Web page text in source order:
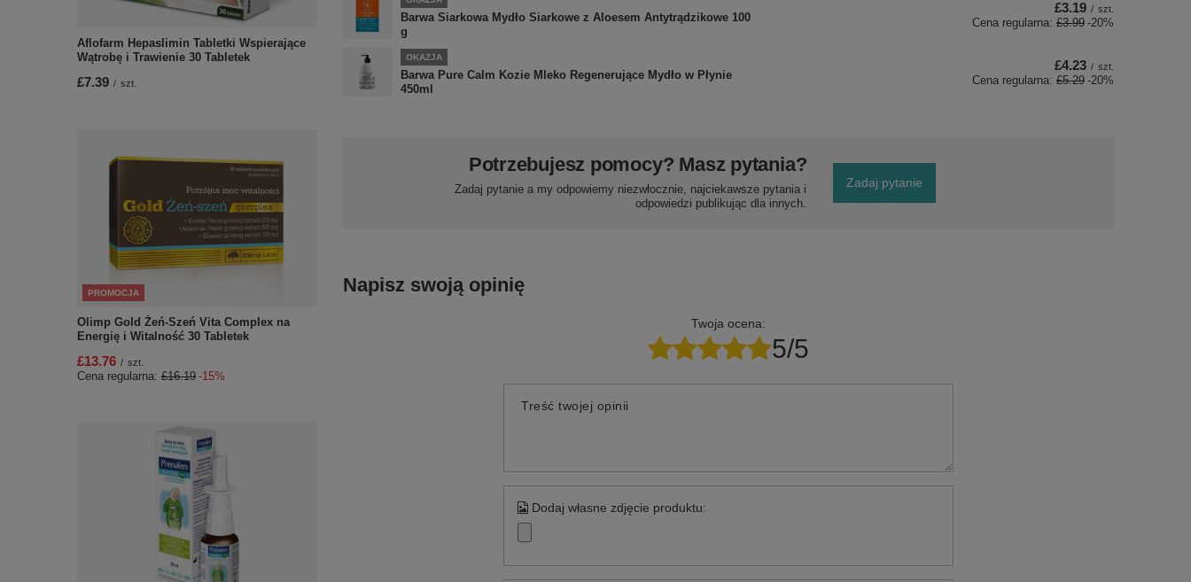
Aflofarm Hepaslimin Tabletki Wspierające
Wątrobę i Trawienie 30 Tabletek
£7.39 / szt.
PROMOCJA
Olimp Gold Żeń-Szeń Vita Complex na
Energię i Witalność 30 Tabletek
£13.76 / szt.
Cena regularna: £16.19 -15%
Barwa Siarkowa Mydło Siarkowe z Aloesem Antytrądzikowe 100
g
£3.19 / szt.
Cena regularna: £3.99 -20%
OKAZJA
Barwa Pure Calm Kozie Mleko Regenerujące Mydło w Płynie
450ml
£4.23 / szt.
Cena regularna: £5.29 -20%
Potrzebujesz pomocy? Masz pytania?
Zadaj pytanie a my odpowiemy niezwłocznie, najciekawsze pytania i
odpowiedzi publikując dla innych.
Zadaj pytanie
Napisz swoją opinię
Twoja ocena:
5/5
Treść twojej opinii
Dodaj własne zdjęcie produktu: